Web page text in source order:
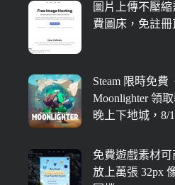
圖片上傳不壓
費圖床，免註
Steam 限時免費
Moonlighter 領
晚上下地城，8/
免費遊戲素材可
放上萬張 32px